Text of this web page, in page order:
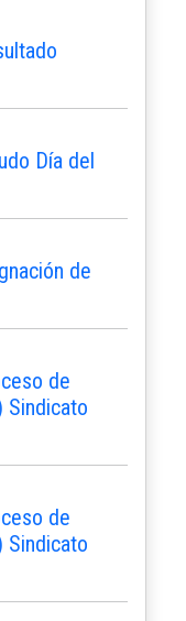
Día del
de
de
Sindicato
de
Sindicato